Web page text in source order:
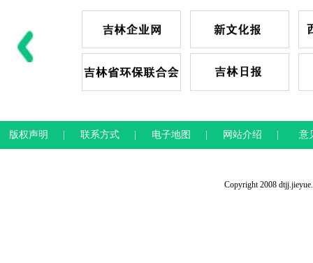
版权声明 联系方式 电子地图 网站介绍 意
Copyright 2008